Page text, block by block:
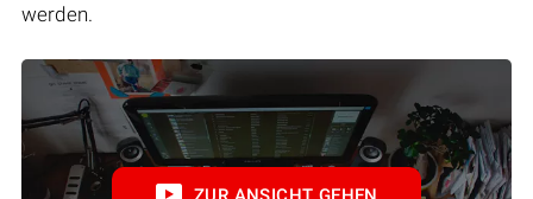
werden.